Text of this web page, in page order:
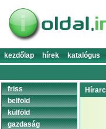
kezdőlap hírek katalógus
friss
belföld
külföld
gazdaság